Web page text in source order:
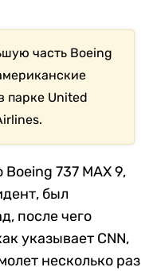
часть Boeing
парке United
737 MAX 9,
был
после чего
указывает CNN,
несколько раз